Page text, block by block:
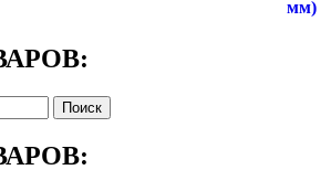
Поиск